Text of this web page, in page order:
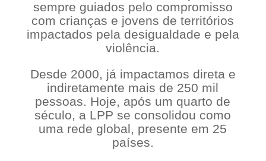
sempre guiados pelo compromisso
com crianças e jovens de territórios
impactados pela desigualdade e pela
violência.
Desde 2000, já impactamos direta e
indiretamente mais de 250 mil
pessoas. Hoje, após um quarto de
século, a LPP se consolidou como
uma rede global, presente em 25
países.